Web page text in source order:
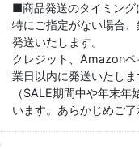
■商品発送のタイミング
特にご指定がない場合
発送いたします。
クレジット、Amazon
業日以内に発送いたしま
（SALE期間中や年末
います。あらかじめご了